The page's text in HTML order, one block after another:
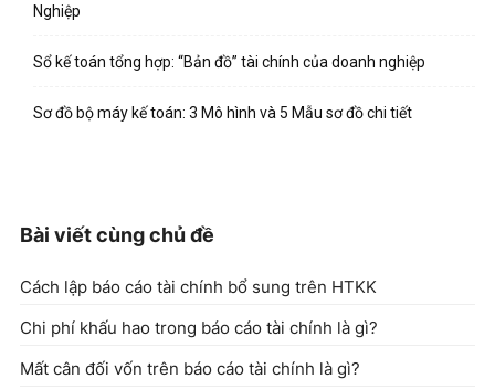
Nghiệp
Sổ kế toán tổng hợp: “Bản đồ” tài chính của doanh nghiệp
Sơ đồ bộ máy kế toán: 3 Mô hình và 5 Mẫu sơ đồ chi tiết
Bài viết cùng chủ đề
Cách lập báo cáo tài chính bổ sung trên HTKK
Chi phí khấu hao trong báo cáo tài chính là gì?
Mất cân đối vốn trên báo cáo tài chính là gì?